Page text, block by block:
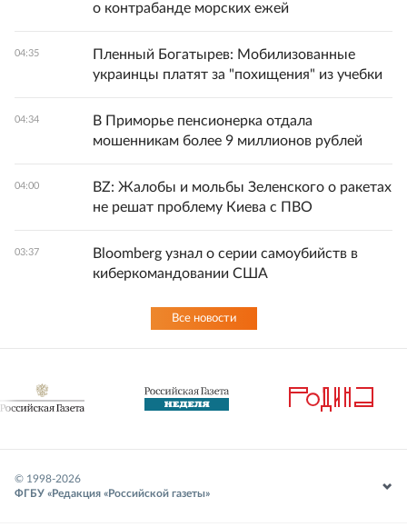
о контрабанде морских ежей
04:35
Пленный Богатырев: Мобилизованные
украинцы платят за "похищения" из учебки
04:34
В Приморье пенсионерка отдала
мошенникам более 9 миллионов рублей
04:00
BZ: Жалобы и мольбы Зеленского о ракетах
не решат проблему Киева с ПВО
03:37
Bloomberg узнал о серии самоубийств в
киберкомандовании США
Все новости
© 1998-2026
ФГБУ «Редакция «Российской газеты»